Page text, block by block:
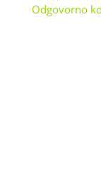
Odgovorno